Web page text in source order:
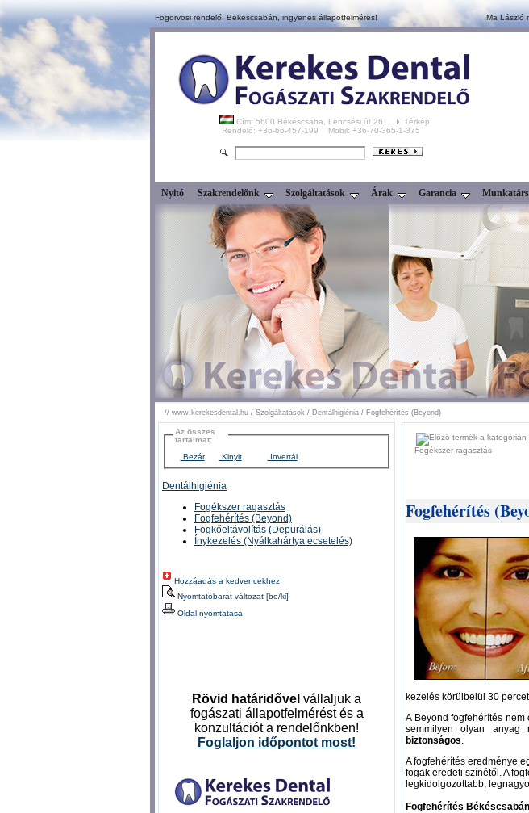
Fogorvosi rendelő, Békéscsabán,ingyenes állapotfelmérés! Ma László
Cím: 5600 Békéscsaba, Lencsési út 26.
Térkép
Rendelő: +36-66-457-199 Mobil: +36-70-365-1-375
Nyitó Szakrendelőnk Szolgáltatások Árak Garancia
// www.kerekesdental.hu / Szolgáltatások / Dentálhigiénia / Fogfehérítés (Beyond)
Az összes
tartalmat:
Bezár
Kinyit Invertál
Dentálhigiénia
Fogékszer ragasztás
Fogfehérítés (Beyond)
Fogkőeltávolítás (Depurálás)
Ínykezelés (Nyálkahártya ecsetelés)
Hozzáadás a kedvencekhez
Nyomtatóbarát változat [be/ki]
Oldal nyomtatása
Rövid határidővel vállaljuk a
fogászati állapotfelmérést és a
konzultációt a rendelőnkben!
Foglal jon időpontot most!
Fogékszer ragasztás
Fogfehérítés
kezelés körülbelül 30
A Beyond fogfehérítés
semmilyen olyan anyag
biztonságos
A fogfehérítés eredménye
fogak eredeti színétől. A
legkidolgozottabb,
Fogfehérítés